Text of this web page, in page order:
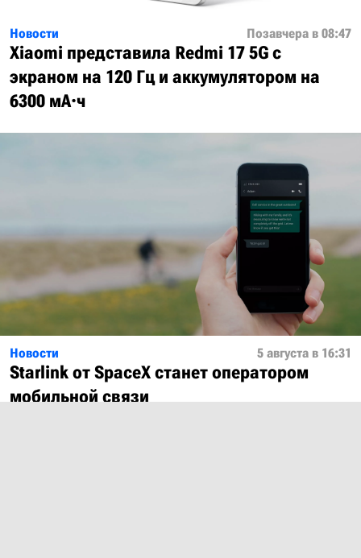
Новости Позавчера в 08:47
Xiaomi представила Redmi 17 5G с
экраном на 120 Гц и аккумулятором на
6300 мА·ч
Новости 5 августа в 16:31
Starlink от SpaceX станет оператором
мобильной связи